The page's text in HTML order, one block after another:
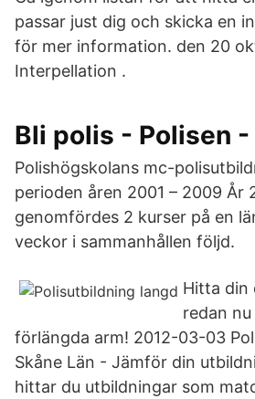
passar just dig och skicka en
för mer information. den 20
Interpellation .
Bli polis - Polisen
Polishögskolans mc-
perioden åren 2001 – 2009 År
genomfördes 2 kurser på en
veckor i sammanhållen följd.
Hitta din
redan
förlängda arm! 2012-03-03
Skåne Län - Jämför din
hittar du utbildningar som